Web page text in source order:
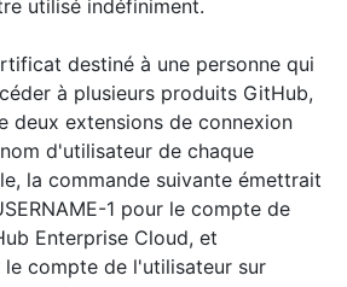
utilisé indéfiniment.
destiné à une personne qui
à plusieurs produits GitHub,
deux extensions de connexion
d'utilisateur de chaque
la commande suivante émettrait
1 pour le compte de
Enterprise Cloud, et
le compte de l'utilisateur sur